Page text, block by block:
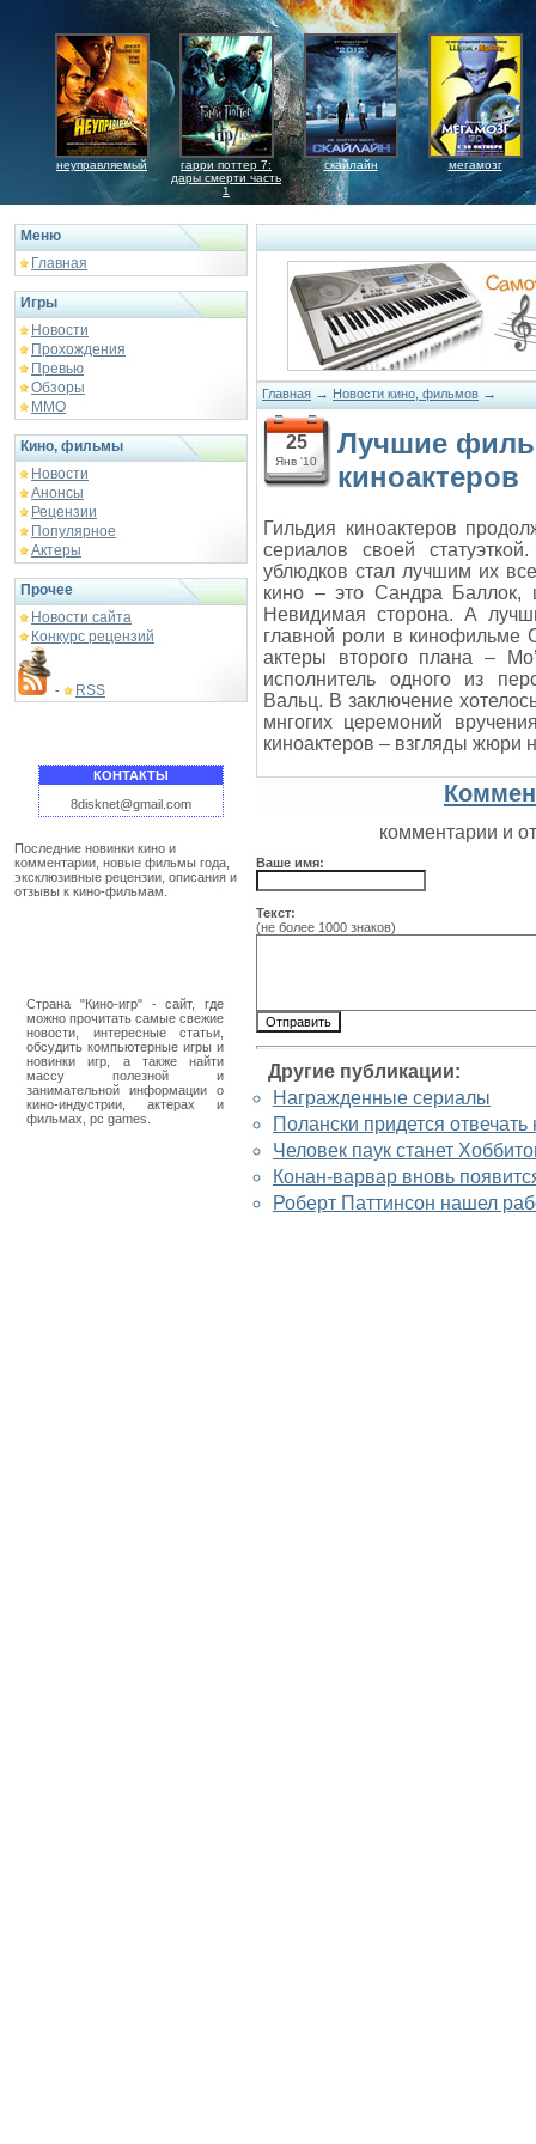
неуправляемый
гарри поттер 7:
дары смерти часть
1
скайлайн мегамозг
Меню
Главная
Игры
Новости
Прохождения
Превью
Обзоры
ММО
Кино, фильмы
Новости
Анонсы
Рецензии
Популярное
Актеры
Прочее
Новости сайта
Конкурс рецензий
- RSS
КОНТАКТЫ
8disknet@gmail.com
Последние новинки кино и
комментарии, новые фильмы года,
эксклюзивные рецензии, описания и
отзывы к кино-фильмам.
Страна "Кино-игр" - сайт, где
можно прочитать самые свежие
новости, интересные статьи,
обсудить компьютерные игры и
новинки игр, а также найти
массу полезной и
занимательной информации о
кино-индустрии, актерах и
фильмах, pc games.
Главная → Новости кино, фильмов →
25
Янв '10
Лучшие
киноактеров
Гильдия киноактеров
сериалов своей
ублюдков стал лучшим их
кино – это Сандра Баллок,
Невидимая сторона. А
главной роли в
актеры второго плана –
исполнитель одного из
Вальц. В заключение
мнгогих церемоний
киноактеров – взгляды жюри
комментарии и
Ваше имя:
Текст:
(не более 1000 знаков)
Другие публикации:
Награжденные сериалы
Полански придется отвечать
Человек паук станет
Конан-варвар вновь
Роберт Паттинсон нашел